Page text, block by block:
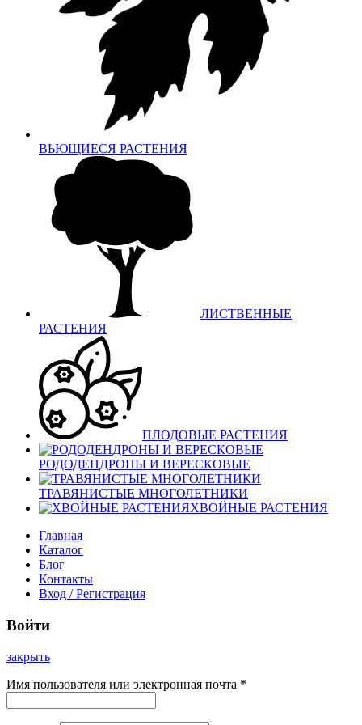
ВЬЮЩИЕСЯ РАСТЕНИЯ
ЛИСТВЕННЫЕ
РАСТЕНИЯ
ПЛОДОВЫЕ РАСТЕНИЯ
РОДОДЕНДРОНЫ И ВЕРЕСКОВЫЕ
ТРАВЯНИСТЫЕ МНОГОЛЕТНИКИ
ХВОЙНЫЕ РАСТЕНИЯ
Главная
Каталог
Блог
Контакты
Вход / Регистрация
Войти
закрыть
Имя пользователя или электронная почта *